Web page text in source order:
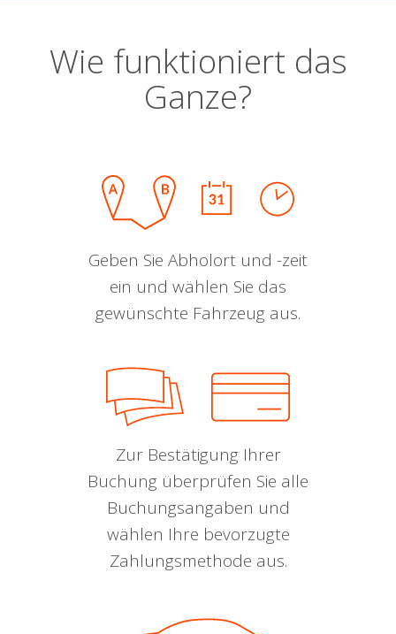
Wie funktioniert das
Ganze?
Geben Sie Abholort und -zeit
ein und wählen Sie das
gewünschte Fahrzeug aus.
Zur Bestätigung Ihrer
Buchung überprüfen Sie alle
Buchungsangaben und
wählen Ihre bevorzugte
Zahlungsmethode aus.